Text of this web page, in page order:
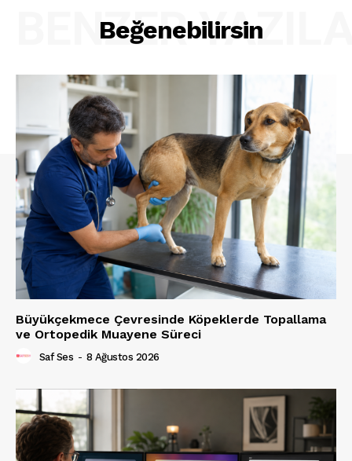
Beğenebilirsin
BENZER
Büyükçekmece Çevresinde Köpeklerde Topallama
ve Ortopedik Muayene Süreci
Saf Ses - 8 Ağustos 2026